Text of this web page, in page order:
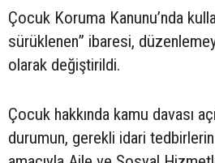
Çocuk Koruma Kanunu’nda
sürüklenen” ibaresi,
olarak değiştirildi.
Çocuk hakkında kamu davası
durumun, gerekli idari